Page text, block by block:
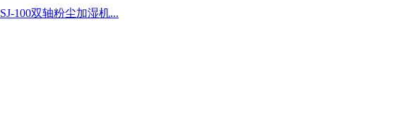
SJ-100双轴粉尘加湿机...